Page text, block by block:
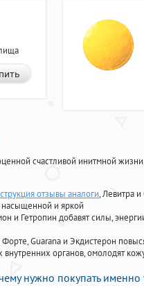
счастливой инитмной
отзывы аналоги, Левитра
и яркой
и Гетропин добавят силы,
Guarana и Экдистерон
органов, омолодят
нужно покупать именно